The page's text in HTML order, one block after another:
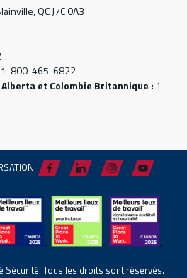
QC J7C 0A3
1-800-465-6822
et Colombie Britannique : 1-
Sécurité. Tous les droits sont réservés.